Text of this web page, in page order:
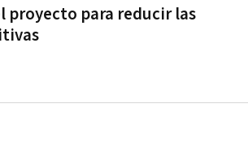
proyecto para reducir las